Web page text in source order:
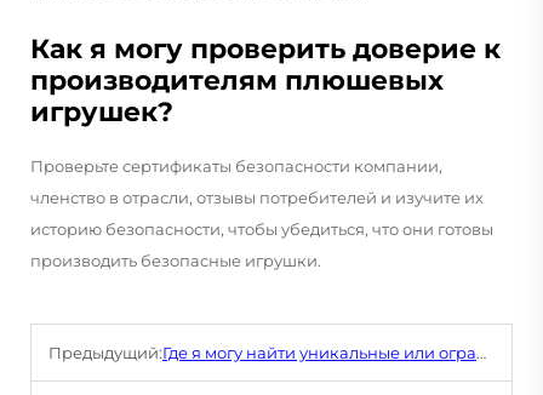
Как я могу проверить доверие к
производителям плюшевых
игрушек?
Проверьте сертификаты безопасности компании,
членство в отрасли, отзывы потребителей и изучите их
историю безопасности, чтобы убедиться, что они готовы
производить безопасные игрушки.
Предыдущий:Где я могу найти уникальные или ограниченные лимиты плюшевых кукол?